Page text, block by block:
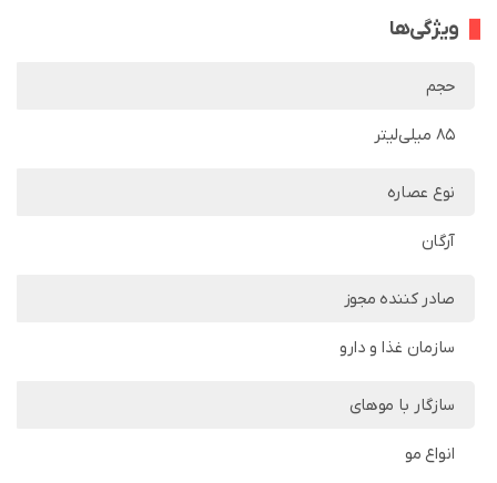
ویژگی‌ها
حجم
85 میلی‌لیتر
نوع عصاره
آرگان
صادر کننده مجوز
سازمان غذا و دارو
سازگار با موهای
انواع مو